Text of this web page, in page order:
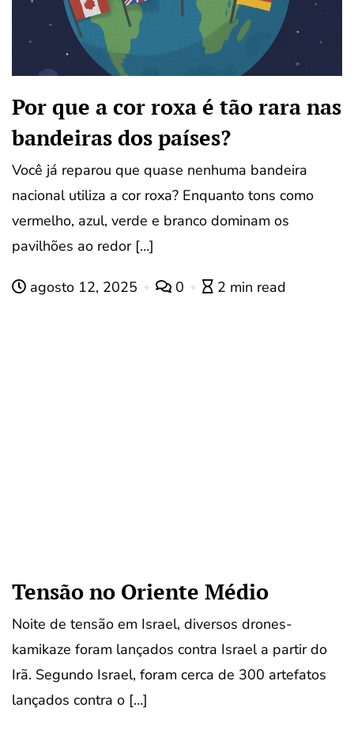
Por que a cor roxa é tão rara nas
bandeiras dos países?
Você já reparou que quase nenhuma bandeira
nacional utiliza a cor roxa? Enquanto tons como
vermelho, azul, verde e branco dominam os
pavilhões ao redor […]
agosto 12, 2025 0 2 min read
Tensão no Oriente Médio
Noite de tensão em Israel, diversos drones-
kamikaze foram lançados contra Israel a partir do
Irã. Segundo Israel, foram cerca de 300 artefatos
lançados contra o […]